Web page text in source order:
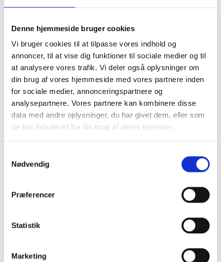
Denne hjemmeside bruger cookies
Vi bruger cookies til at tilpasse vores indhold og
annoncer, til at vise dig funktioner til sociale medier og til
at analysere vores trafik. Vi deler også oplysninger om
din brug af vores hjemmeside med vores partnere inden
for sociale medier, annonceringspartnere og
analysepartnere. Vores partnere kan kombinere disse
data med andre oplysninger, du har givet dem, eller som
de har indsamlet fra din brug af deres tjenester.
Nødvendig
Præferencer
Statistik
Marketing
Hørbukser i lyseblå
fra Marta du chateau
- Afslappede, løse og luftige bukser, med vide ben...
Mere information
åndbar kvalitet i en klassisk
og køn lyseblå farve.
behagelig pasform, mens de vide ben, lige ben falder